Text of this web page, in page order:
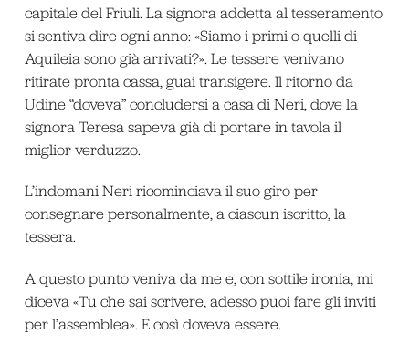
capitale del Friuli. La signora addetta al tesseramento
si sentiva dire ogni anno: «Siamo i primi o quelli di
Aquileia sono già arrivati?». Le tessere venivano
ritirate pronta cassa, guai transigere. Il ritorno da
Udine “doveva” concludersi a casa di Neri, dove la
signora Teresa sapeva già di portare in tavola il
miglior verduzzo.
L’indomani Neri ricominciava il suo giro per
consegnare personalmente, a ciascun iscritto, la
tessera.
A questo punto veniva da me e, con sottile ironia, mi
diceva «Tu che sai scrivere, adesso puoi fare gli inviti
per l’assemblea». E così doveva essere.